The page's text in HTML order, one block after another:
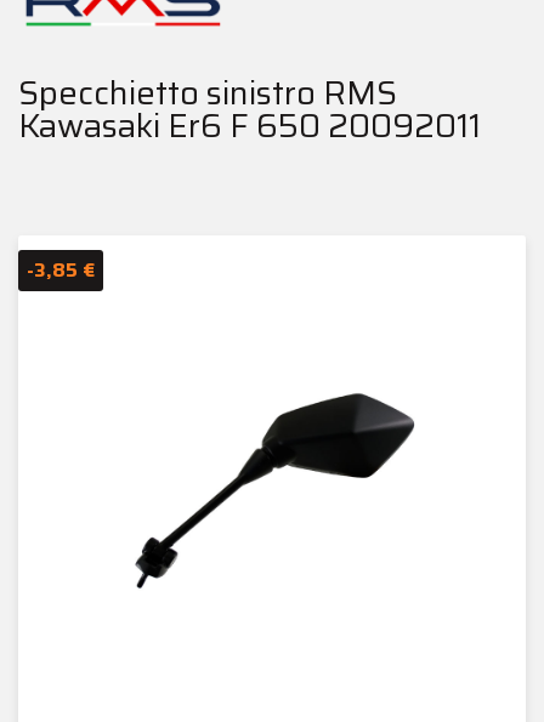
Specchietto sinistro RMS
Kawasaki Er6 F 650 20092011
-3,85 €